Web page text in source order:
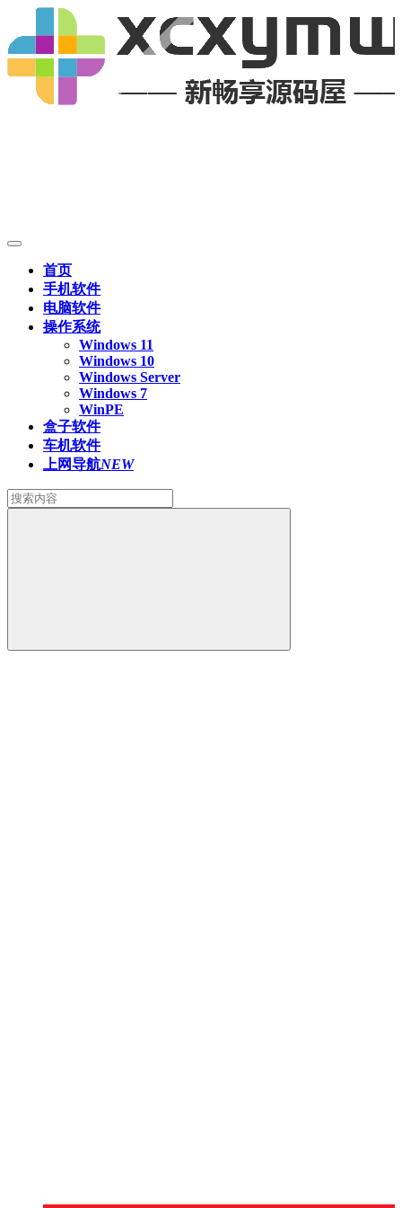
首页
手机软件
电脑软件
操作系统
Windows 11
Windows 10
Windows Server
Windows 7
WinPE
盒子软件
车机软件
上网导航NEW